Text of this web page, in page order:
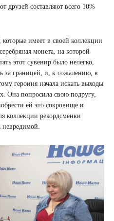
друзей составляют всего 10%
имеет в своей коллекции
монета, на которой
этот сувенир было нелегко,
за границей, и, к сожалению, в
героиня начала искать выходы
Она попросила свою подругу,
ей это сокровище и
коллекции рекордсменки